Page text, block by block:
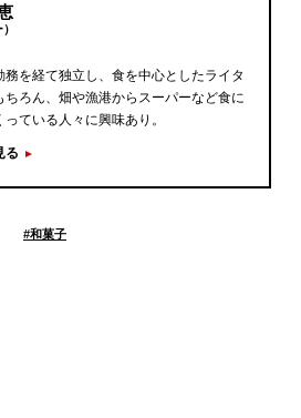
を経て独立し、食を中心としたライタ
ちろん、畑や漁港からスーパーなど食に
ている人々に興味あり。
る
#和菓子